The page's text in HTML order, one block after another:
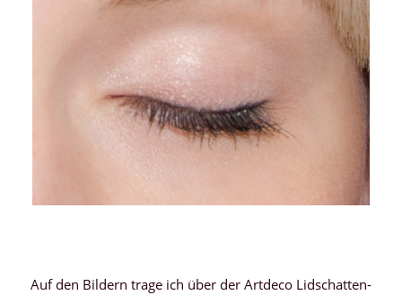
Auf den Bildern trage ich über der Artdeco Lidschatten-